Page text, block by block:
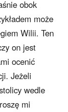
obok
może
Wilii. Ten
on jest
ocenić
Jeżeli
wedle
mi